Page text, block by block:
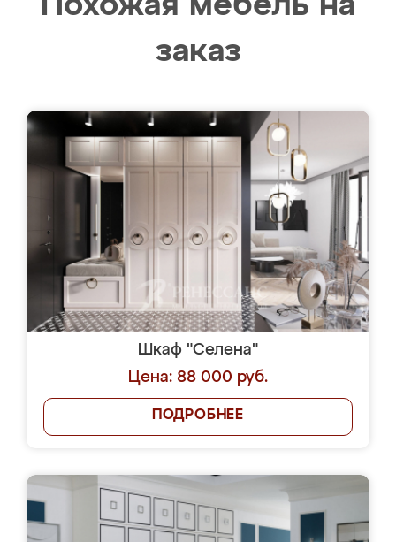
заказ
Шкаф "Селена"
Цена: 88 000 руб.
ПОДРОБНЕЕ